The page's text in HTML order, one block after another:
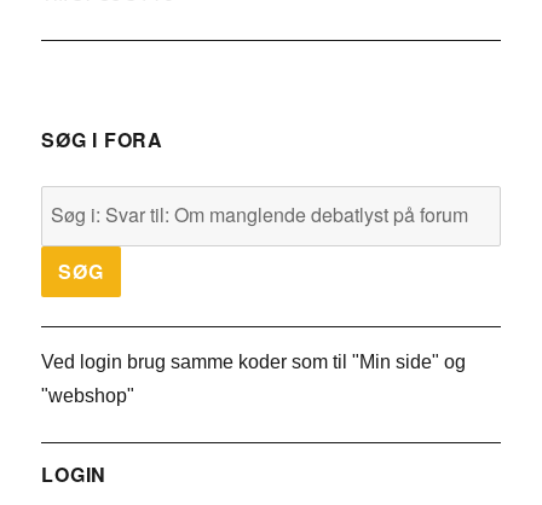
SØG I FORA
Ved login brug samme koder som til "Min side" og
"webshop"
LOGIN